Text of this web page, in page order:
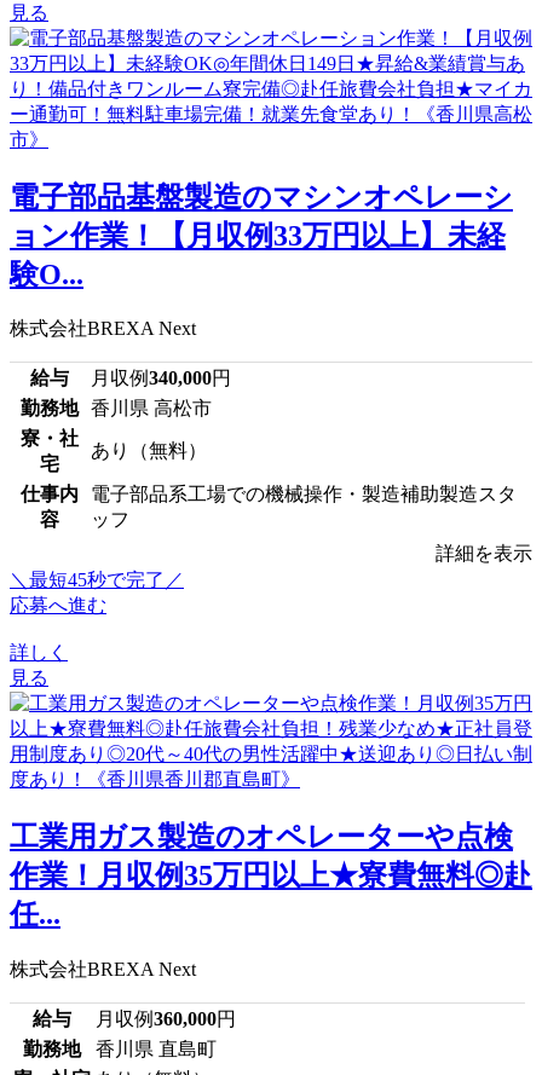
見る
電子部品基盤製造のマシンオペレーシ
ョン作業！【月収例33万円以上】未経
験O...
株式会社BREXA Next
給与 月収例340,000円
勤務地 香川県 高松市
寮・社
宅
あり（無料）
仕事内
容
電子部品系工場での機械操作・製造補助製造スタ
ッフ
詳細を表示
＼最短45秒で完了／
応募へ進む
詳しく
見る
工業用ガス製造のオペレーターや点検
作業！月収例35万円以上★寮費無料◎赴
任...
株式会社BREXA Next
給与 月収例360,000円
勤務地
香川県 直島町